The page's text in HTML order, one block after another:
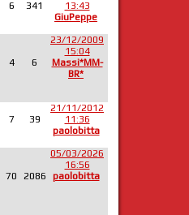
6 341
13:43
GiuPeppe
4
6
23/12/2009
15:04
Massi*MM-
BR*
7 39
21/11/2012
11:36
paolobitta
70
2086
05/03/2026
16:56
paolobitta